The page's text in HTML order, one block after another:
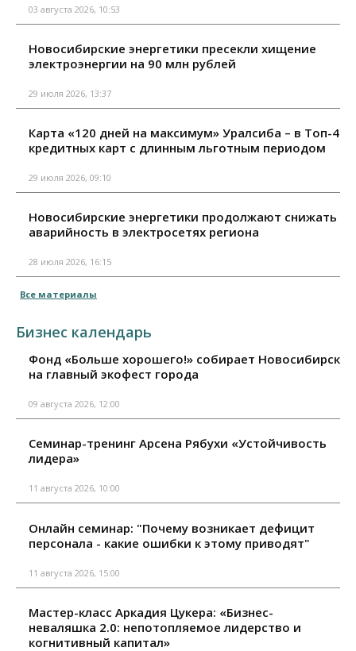
03 августа 2026, 10:53
Новосибирские энергетики пресекли хищение
электроэнергии на 90 млн рублей
29 июля 2026, 13:37
Карта «120 дней на максимум» Уралсиба – в Топ-4
кредитных карт с длинным льготным периодом
29 июля 2026, 09:10
Новосибирские энергетики продолжают снижать
аварийность в электросетях региона
28 июля 2026, 16:15
Все материалы
Бизнес календарь
Фонд «Больше хорошего!» собирает Новосибирск
на главный экофест города
09 августа 2026, 12:00
Семинар-тренинг Арсена Рябухи «Устойчивость
лидера»
11 августа 2026, 10:00
Онлайн семинар: "Почему возникает дефицит
персонала - какие ошибки к этому приводят"
11 августа 2026, 15:00
Мастер-класс Аркадия Цукера: «Бизнес-
неваляшка 2.0: непотопляемое лидерство и
когнитивный капитал»